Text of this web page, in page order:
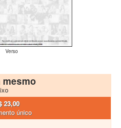
Verso
mesmo
23,00
único